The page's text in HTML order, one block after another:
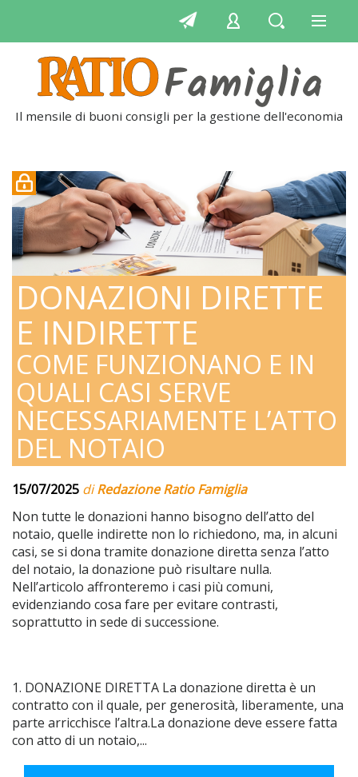
Il mensile di buoni consigli per la gestione dell'economia
DONAZIONI DIRETTE
E INDIRETTE
COME FUNZIONANO E IN
QUALI CASI SERVE
NECESSARIAMENTE L’ATTO
DEL NOTAIO
15/07/2025 diRedazione Ratio Famiglia
Non tutte le donazioni hanno bisogno dell’atto del
notaio, quelle indirette non lo richiedono, ma, in alcuni
casi, se si dona tramite donazione diretta senza l’atto
del notaio, la donazione può risultare nulla.
Nell’articolo affronteremo i casi più comuni,
evidenziando cosa fare per evitare contrasti,
soprattutto in sede di successione.
1. DONAZIONE DIRETTA La donazione diretta è un
contratto con il quale, per generosità, liberamente, una
parte arricchisce l’altra.La donazione deve essere fatta
con atto di un notaio,...